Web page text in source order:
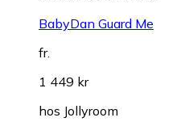
BabyDan Guard Me
fr.
1 449 kr
hos Jollyroom